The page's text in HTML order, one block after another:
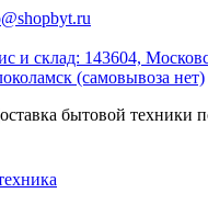
и склад: 143604,
(самовывоза нет)